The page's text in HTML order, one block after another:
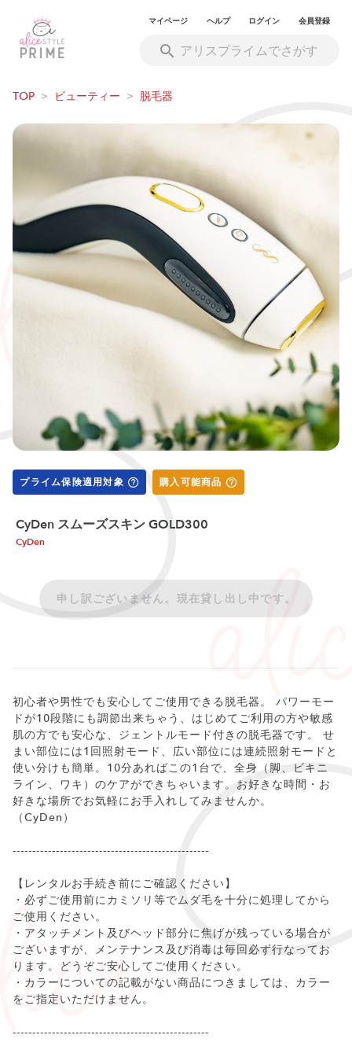
マイページ ヘルプ ログイン 会員登録
TOP > ビューティー > 脱毛器
プライム保険適用対象 購入可能商品
CyDen スムーズスキン GOLD300
CyDen
申し訳ございません。現在貸し出し中です。
初心者や男性でも安心してご使用できる脱毛器。 パワーモー
ドが10段階にも調節出来ちゃう、はじめてご利用の方や敏感
肌の方でも安心な、ジェントルモード付きの脱毛器です。 せ
まい部位には1回照射モード、広い部位には連続照射モードと
使い分けも簡単。10分あればこの1台で、全身（脚、ビキニ
ライン、ワキ）のケアができちゃいます。お好きな時間・お
好きな場所でお気軽にお手入れしてみませんか。
（CyDen）
--------------------------------------------------
【レンタルお手続き前にご確認ください】
・必ずご使用前にカミソリ等でムダ毛を十分に処理してから
ご使用ください。
・アタッチメント及びヘッド部分に焦げが残っている場合が
ございますが、メンテナンス及び消毒は毎回必ず行なってお
ります。どうぞご安心してご使用ください。
・カラーについての記載がない商品につきましては、カラー
をご指定いただけません。